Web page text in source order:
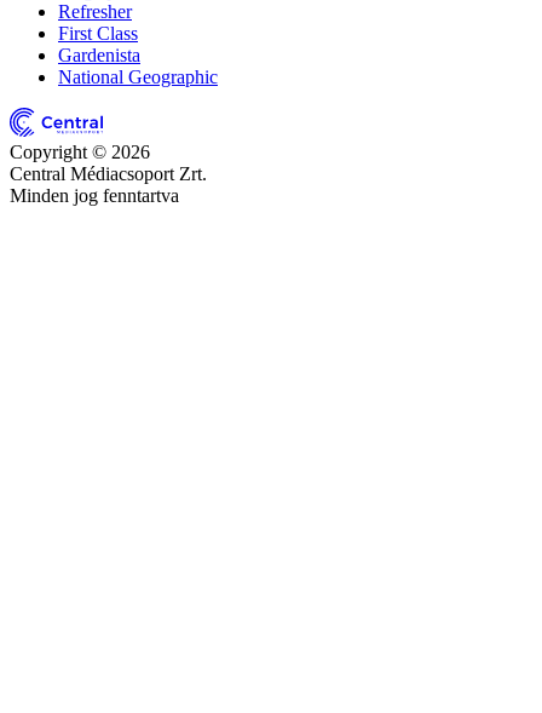
Refresher
First Class
Gardenista
National Geographic
Copyright © 2026
Central Médiacsoport Zrt.
Minden jog fenntartva